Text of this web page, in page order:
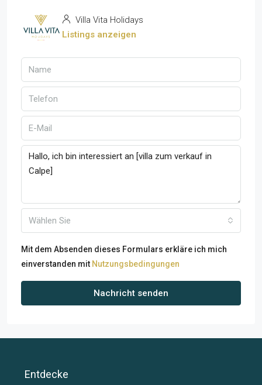
Villa Vita Holidays
Listings anzeigen
Wählen Sie
Mit dem Absenden dieses Formulars erkläre ich mich
einverstanden mit Nutzungsbedingungen
Nachricht senden
Entdecke